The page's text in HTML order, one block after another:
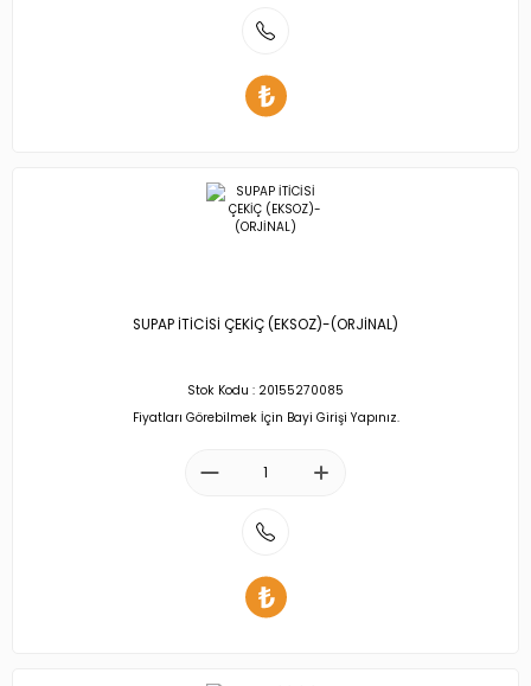
SUPAP İTİCİSİ ÇEKİÇ (EKSOZ)-(ORJİNAL)
Stok Kodu : 20155270085
Fiyatları Görebilmek İçin Bayi Girişi Yapınız.